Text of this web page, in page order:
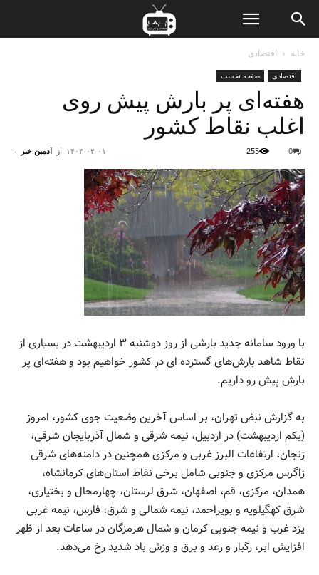
خانه اقتصادی
اقتصادی صفحه نخست
هفته‌ای پر بارش پیش روی
اغلب نقاط کشور
از ادمین خبر - ۱۴۰۳-۰۲-۰۱ 0
253
با ورود سامانه جدید بارشی از روز دوشنبه ۳ اردیبهشت در بسیاری از
نقاط شاهد بارش‌های گسترده ای در کشور خواهیم بود و هفته‌ای پر
بارش پیش رو داریم.
به گزارش نبض تهران، بر اساس آخرین وضعیت جوی کشور، امروز
(یکم اردیبهشت) در اردبیل، نیمه شرقی و شمال آذربایجان شرقی،
زنجان، ارتفاعات البرز غربی و مرکزی همچنین در دامنه‌های شرقی
زاگرس مرکزی و جنوبی شامل برخی نقاط استان‌های کرمانشاه،
همدان، مرکزی، قم، اصفهان، شرق لرستان، چهارمحال و بختیاری،
شرق کهگیلویه و بویراحمد، نیمه شمالی و شرق، فارس، نیمه غربی
یزد غرب و نیمه جنوبی کرمان و شمال هرمزگان در ساعات بعد از ظهر
افزایش ابر، رگبار و رعد و برق و وزش باد شدید رخ می‌دهد.